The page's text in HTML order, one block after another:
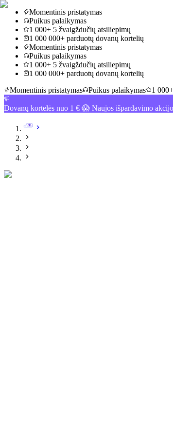
Momentinis pristatymas
Puikus palaikymas
1 000+ 5 žvaigždučių atsiliepimų
1 000 000+ parduotų dovanų kortelių
Momentinis pristatymas
Puikus palaikymas
1 000+ 5 žvaigždučių atsiliepimų
1 000 000+ parduotų dovanų kortelių
Momentinis pristatymas
Puikus palaikymas 1
Dovanų kortelės nuo 1 € 😱 Naujos išpardavimo